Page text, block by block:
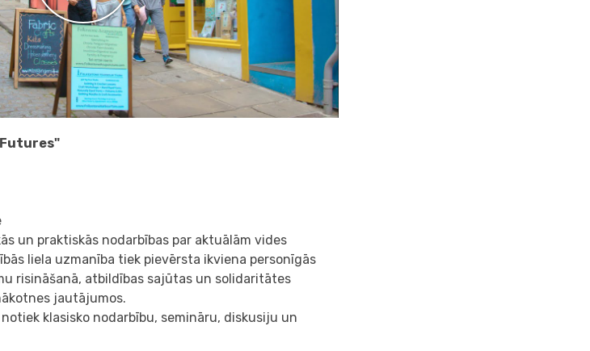
un praktiskās nodarbības par aktuālām vides
liela uzmanība tiek pievērsta ikviena personīgās
risināšanā, atbildības sajūtas un solidaritātes
jautājumos.
klasisko nodarbību, semināru, diskusiju un